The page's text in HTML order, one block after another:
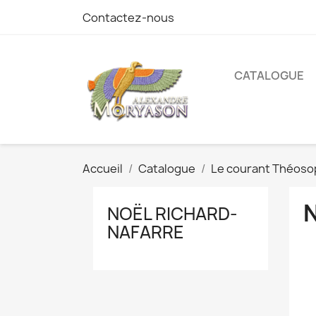
Contactez-nous
CATALOGUE
Accueil Catalogue Le courant
NOËL RICHARD-
NAFARRE